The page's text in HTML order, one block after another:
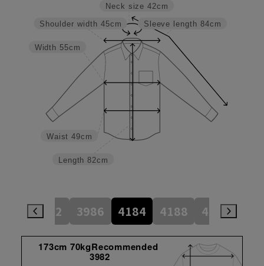
Sleeve length 84cm
Neck size 42cm
Length 82cm
Waist 49cm
Width 55cm
Shoulder width 45cm
3982 3986 4184 4188 4386
173cm 70kgRecommended
3982